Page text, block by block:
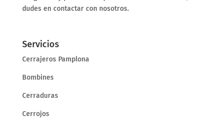
dudes en contactar con nosotros.
Servicios
Cerrajeros Pamplona
Bombines
Cerraduras
Cerrojos